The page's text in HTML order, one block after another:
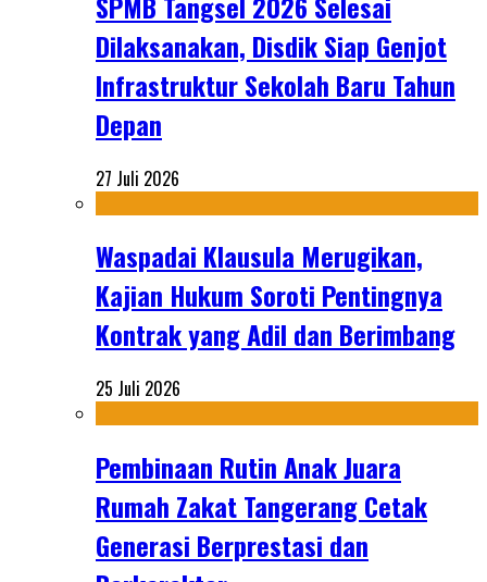
Dilaksanakan, Disdik Siap Genjot
Infrastruktur Sekolah Baru Tahun
Depan
27 Juli 2026
Waspadai Klausula Merugikan,
Kajian Hukum Soroti Pentingnya
Kontrak yang Adil dan Berimbang
25 Juli 2026
Pembinaan Rutin Anak Juara
Rumah Zakat Tangerang Cetak
Generasi Berprestasi dan